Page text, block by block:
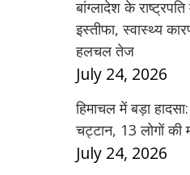
बांग्लादेश के राष्ट्रपति
इस्तीफा, स्वास्थ्य
हलचल तेज
July 24, 2026
हिमाचल में बड़ा
चट्टान, 13 लोगों की
July 24, 2026